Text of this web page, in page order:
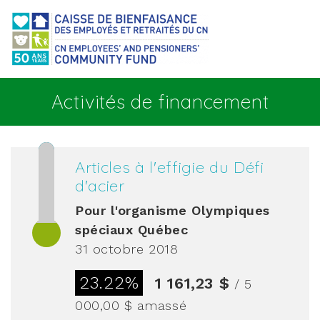
Activités de financement
Articles à l'effigie du Défi
d'acier
Pour l'organisme Olympiques
spéciaux Québec
31 octobre 2018
23.22% 1 161,23 $ / 5
000,00 $ amassé